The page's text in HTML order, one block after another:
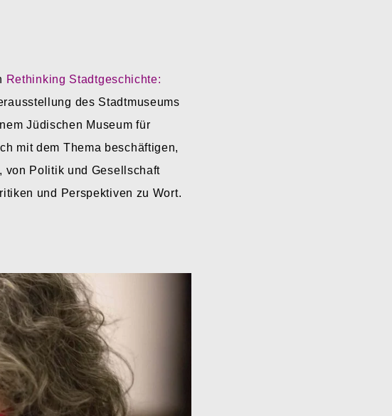
Rethinking Stadtgeschichte:
des Stadtmuseums
Jüdischen Museum für
mit dem Thema beschäftigen,
von Politik und Gesellschaft
und Perspektiven zu Wort.